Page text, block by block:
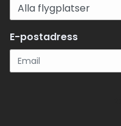
E-postadress